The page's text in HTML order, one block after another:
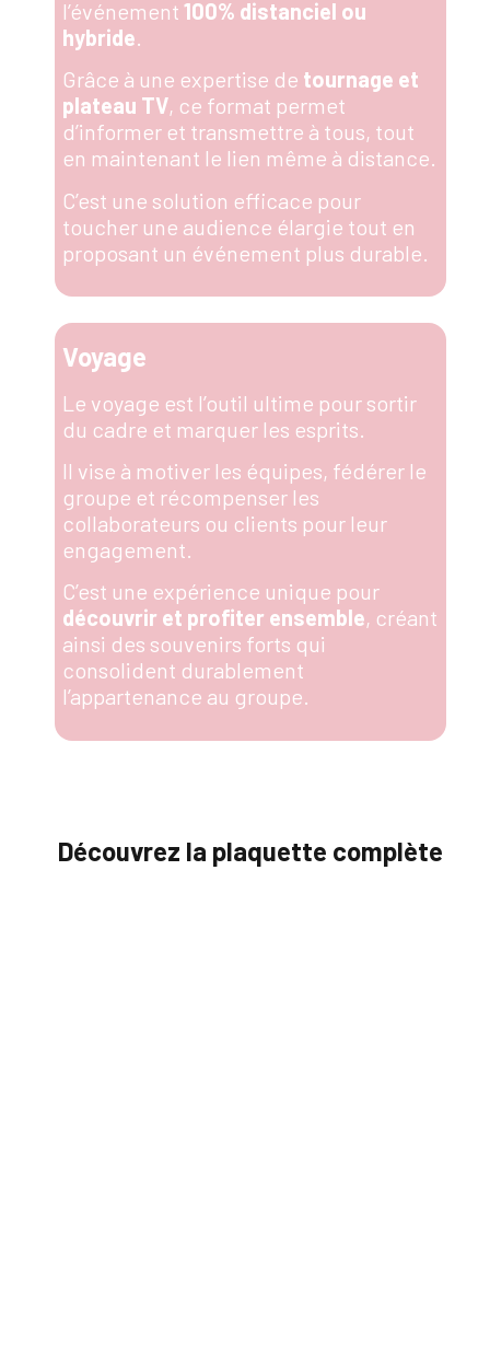
l’événement100% distanciel ou
hybride.
Grâce à une expertise de tournage et
plateau TV, ce format permet
d’informer et transmettre à tous, tout
en maintenant le lien même à distance.
C’est une solution efficace pour
toucher une audience élargie tout en
proposant un événement plus durable
Voyage
Le voyage est l’outil ultime pour sortir
du cadre et marquer les esprits.
Il vise à motiver les équipes, fédérer le
groupe et récompenser les
collaborateurs ou clients pour leur
engagement.
C’est une expérience unique pour
découvrir et profiter ensemble, créant
ainsi des souvenirs forts qui
consolident durablement
l’appartenance au groupe.
Découvrez la plaquette complète